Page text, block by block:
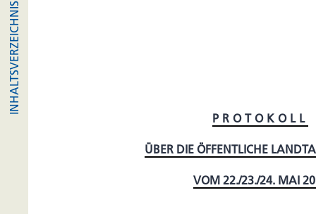
INHALTSVERZEICHNIS
PROTOKOLL
ÜBER DIE ÖFFENTLICHE
VOM 22./23./24. MAI